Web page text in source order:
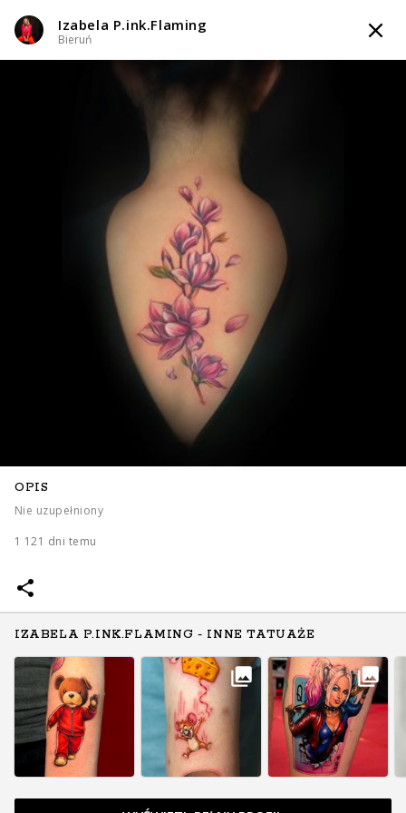
TATTOOARTIST
Izabela P.ink.Flaming
Abstrakcyjny / Black & Grey / Dotwork / Geometryczny /
Ornamenty / Graficzny / Sketch
WIADOMOŚĆ
WZORY TATTOO LIFE
Izabela P.ink.Flaming
Bieruń
OPIS
Nie uzupełniony
1 121 dni temu
IZABELA P.INK.FLAMING - INNE TATUAŻE